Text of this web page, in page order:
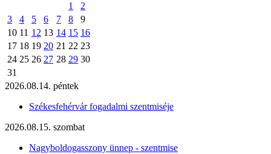
1
2
3
4 5 6 7 8
9
10 11 12 13 14 15 16
17 18 19 20 21 22 23
24 25 26 27 28 29 30
31
2026.08.14. péntek
Székesfehérvár fogadalmi szentmiséje
2026.08.15. szombat
Nagyboldogasszony ünnep - szentmise